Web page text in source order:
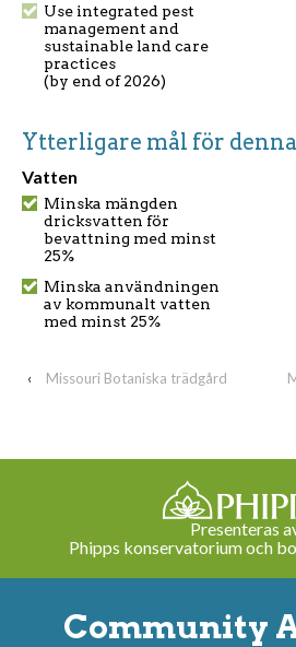
Use integrated pest
management and
sustainable land care
practices
(by end of 2026)
Ytterligare mål för
Vatten
Minska mängden
dricksvatten för
bevattning med minst
25%
Minska användningen
av kommunalt vatten
med minst 25%
‹ Missouri Botaniska trädgård
Presenteras
Phipps konservatorium och
Community